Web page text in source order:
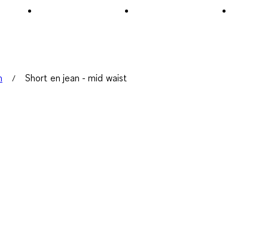
Short en jean - mid waist